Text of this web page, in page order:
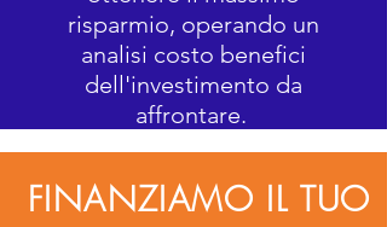
risparmio, operando un
analisi costo benefici
dell'investimento da
affrontare.
FINANZIAMO IL TUO